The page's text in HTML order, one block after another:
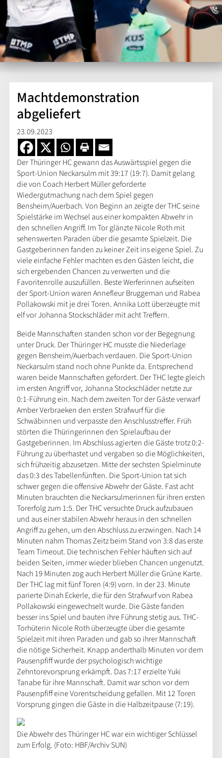
Machtdemonstration
abgeliefert
23.09.2023
Der Thüringer HC gewann das Auswärtsspiel gegen die
Sport-Union Neckarsulm mit 39:17 (19:7). Damit gelang
die von Coach Herbert Müller geforderte
Wiedergutmachung nach dem Spiel gegen
Bensheim/Auerbach. Von Beginn an zeigte der THC seine
Spielstärke im Wechsel aus einer kompakten Abwehr in
den schnellen Angriff. Im Tor glänzte Nicole Roth mit
sehenswerten Paraden über die gesamte Spielzeit. Die
Gastgeberinnen fanden zu keiner Zeit ins eigene Spiel. Zu
viele einfache Fehler machten es den Gästen leicht, die
sich ergebenden Chancen zu verwerten und die
Favoritenrolle auszufüllen. Beste Werferinnen aufseiten
der Sport-Union waren Annefleur Bruggeman und Rabea
Pollakowski mit je drei Toren. Annika Lott überzeugte mit
elf vor Johanna Stockschläder mit acht Treffern.
Beide Mannschaften standen schon vor der Begegnung
unter Druck. Der Thüringer HC musste die Niederlage
gegen Bensheim/Auerbach verdauen. Die Sport-Union
Neckarsulm stand noch ohne Punkte da. Entsprechend
waren beide Mannschaften gefordert. Der THC legte gleich
im ersten Angriff vor, Johanna Stockschläder netzte zur
0:1-Führung ein. Nach dem zweiten Tor der Gäste verwarf
Amber Verbraeken den ersten Strafwurf für die
Schwäbinnen und verpasste den Anschlusstreffer. Früh
störten die Thüringerinnen den Spielaufbau der
Gastgeberinnen. Im Abschluss agierten die Gäste trotz 0:2-
Führung zu überhastet und vergaben so die Möglichkeiten,
sich frühzeitig abzusetzen. Mitte der sechsten Spielminute
das 0:3 des Tabellenfünften. Die Sport-Union tat sich
schwer gegen die offensive Abwehr der Gäste. Fast acht
Minuten brauchten die Neckarsulmerinnen für ihren ersten
Torerfolg zum 1:5. Der THC versuchte Druck aufzubauen
und aus einer stabilen Abwehr heraus in den schnellen
Angriff zu gehen, um den Abschluss zu erzwingen. Nach 14
Minuten nahm Thomas Zeitz beim Stand von 3:8 das erste
Team Timeout. Die technischen Fehler häuften sich auf
beiden Seiten, immer wieder blieben Chancen ungenutzt.
Nach 19 Minuten zog auch Herbert Müller die Grüne Karte.
Der THC lag mit fünf Toren (4:9) vorn. In der 23. Minute
parierte Dinah Eckerle, die für den Strafwurf von Rabea
Pollakowski eingewechselt wurde. Die Gäste fanden
besser ins Spiel und bauten ihre Führung stetig aus. THC-
Torhüterin Nicole Roth überzeugte über die gesamte
Spielzeit mit ihren Paraden und gab so ihrer Mannschaft
die nötige Sicherheit. Knapp anderthalb Minuten vor dem
Pausenpfiff wurde der psychologisch wichtige
Zehntorevorsprung erkämpft. Das 7:17 erzielte Yuki
Tanabe für ihre Mannschaft. Damit war schon vor dem
Pausenpfiff eine Vorentscheidung gefallen. Mit 12 Toren
Vorsprung gingen die Gäste in die Halbzeitpause (7:19).
Die Abwehr des Thüringer HC war ein wichtiger Schlüssel
zum Erfolg. (Foto: HBF/Archiv SUN)